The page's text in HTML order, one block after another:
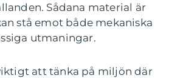
Sådana material är
stå emot både mekaniska
utmaningar.
att tänka på miljön där